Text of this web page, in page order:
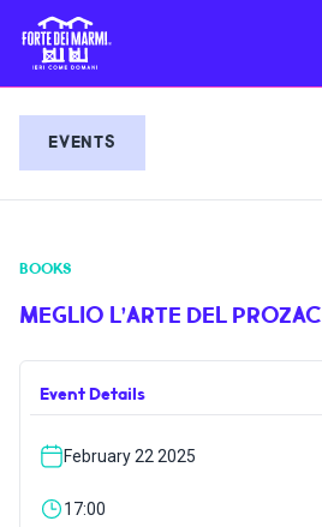
EVENTS
NEWS
HOSPITALITY
VILLA BERTELLI
EVENTS
BOOKS
MEGLIO L’ARTE DEL PROZAC
Event Details
February 22 2025
17:00